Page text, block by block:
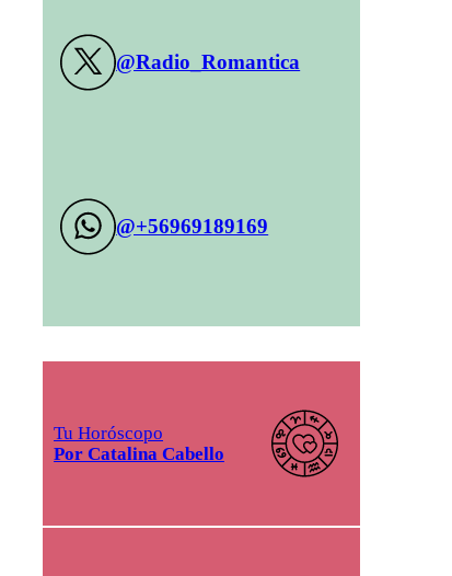
@Radio_Romantica
@+56969189169
Tu Horóscopo
Por Catalina Cabello